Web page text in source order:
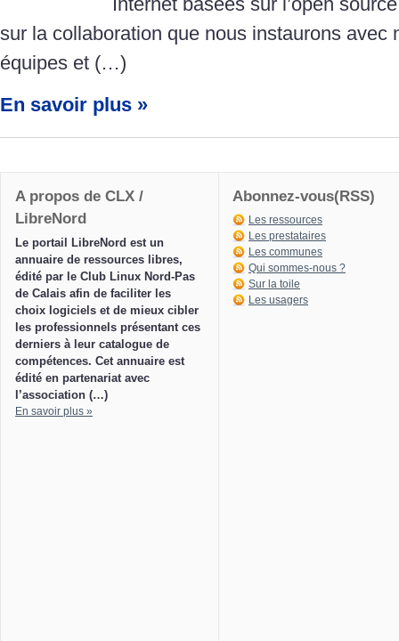
sur la collaboration que nous instaurons avec
équipes et (…)
En savoir plus »
A propos de CLX /
LibreNord
Le portail LibreNord est un
annuaire de ressources libres,
édité par le Club Linux Nord-Pas
de Calais afin de faciliter les
choix logiciels et de mieux cibler
les professionnels présentant ces
derniers à leur catalogue de
compétences. Cet annuaire est
édité en partenariat avec
l’association (…)
En savoir plus »
Abonnez-vous(RSS)
Les ressources
Les prestataires
Les communes
Qui sommes-nous ?
Sur la toile
Les usagers